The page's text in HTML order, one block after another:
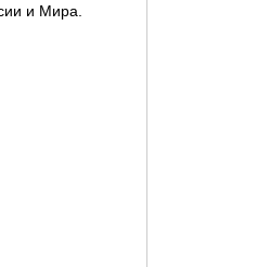
и Мира.